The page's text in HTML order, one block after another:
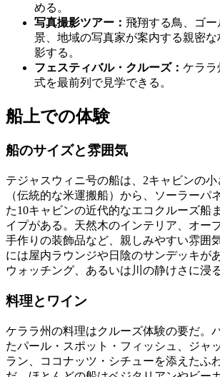
める。
写真撮影ツアー： 飛翔する鳥、ゴ
景、地域の写真家が案内する親密
影する。
フェスティバル・クルーズ： ケララ
式を最前列で見学できる。
船上での体験
船のサイズと雰囲気
テジャスウィニ号の船は、2キャビンの
（伝統的な米運搬船）から、ソーラーパ
た10キャビンの近代的なエコクルーズ船
イプがある。天然木のインテリア、オー
手作りの装飾品など、親しみやすい雰囲
には屋内ラウンジや日陰のサンデッキが
ウォッチング、あるいは川の静けさに浸
料理とワイン
ケララ州の料理はクルーズ体験の要だ。
たパール・スポット・フィッシュ、ジャ
ラン、ココナッツ・シチューを添えたふ